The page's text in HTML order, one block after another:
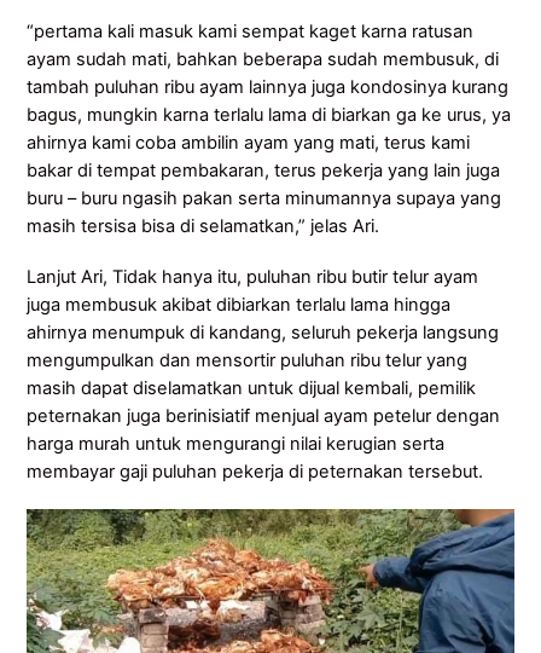
“pertama kali masuk kami sempat kaget karna ratusan
ayam sudah mati, bahkan beberapa sudah membusuk, di
tambah puluhan ribu ayam lainnya juga kondosinya kurang
bagus, mungkin karna terlalu lama di biarkan ga ke urus, ya
ahirnya kami coba ambilin ayam yang mati, terus kami
bakar di tempat pembakaran, terus pekerja yang lain juga
buru – buru ngasih pakan serta minumannya supaya yang
masih tersisa bisa di selamatkan,” jelas Ari.
Lanjut Ari, Tidak hanya itu, puluhan ribu butir telur ayam
juga membusuk akibat dibiarkan terlalu lama hingga
ahirnya menumpuk di kandang, seluruh pekerja langsung
mengumpulkan dan mensortir puluhan ribu telur yang
masih dapat diselamatkan untuk dijual kembali, pemilik
peternakan juga berinisiatif menjual ayam petelur dengan
harga murah untuk mengurangi nilai kerugian serta
membayar gaji puluhan pekerja di peternakan tersebut.